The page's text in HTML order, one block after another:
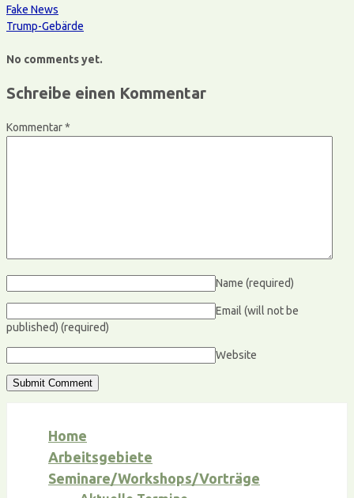
Fake News
Trump-Gebärde
No comments yet.
Schreibe einen Kommentar
Kommentar*
Name (required)
Email (will not be
published) (required)
Website
Home
Arbeitsgebiete
Seminare/Workshops/Vorträge